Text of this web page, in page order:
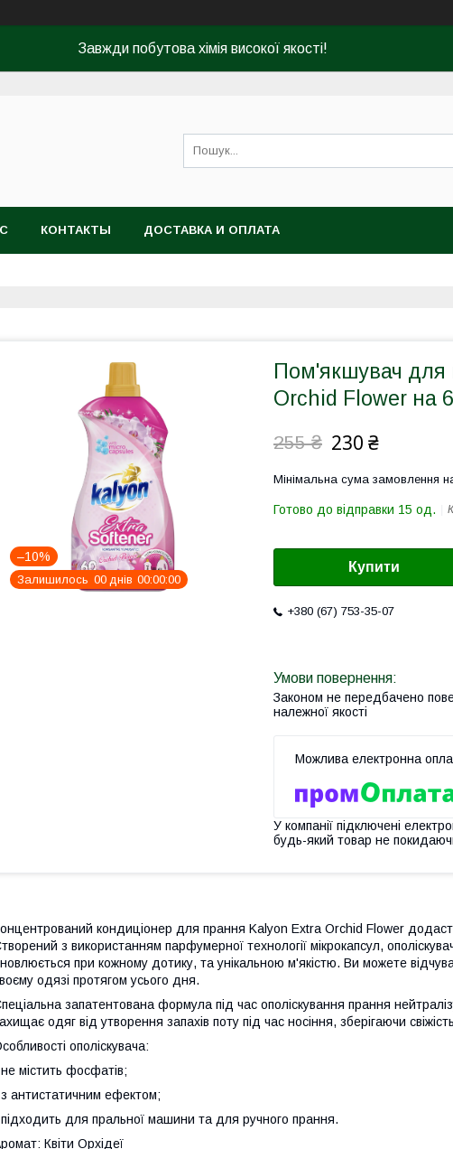
Завжди побутова хімія високої якості!
КОНТАКТЫ ДОСТАВКА И ОПЛАТА
–10%
Залишилось 00 днів 00 00 00
Пом'якшувач для
Orchid Flower на
255 ₴ 230 ₴
Мінімальна сума замовлення
Готово до відправки 15 од.
Купити
+380 (67) 753-35-07
Законом не передбачено
належної якості
У компанії підключені
будь-який товар не
кондиціонер для прання Kalyon Extra Orchid Flower
з використанням парфумерної технології мікрокапсул,
при кожному дотику, та унікальною м'якістю. Ви можете
одязі протягом усього дня.
запатентована формула під час ополіскування прання
одяг від утворення запахів поту під час носіння, зберігаючи
ополіскувача:
містить фосфатів;
антистатичним ефектом;
для пральної машини та для ручного прання.
Квіти Орхідеї